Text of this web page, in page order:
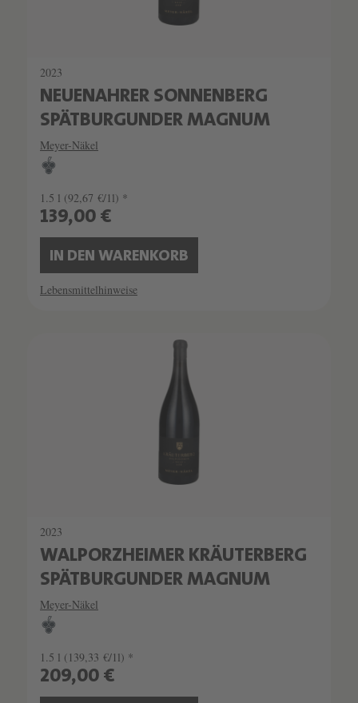
2023
NEUENAHRER SONNENBERG
SPÄTBURGUNDER MAGNUM
Meyer-Näkel
1.5 l (92,67 €/1l) *
139,00 €
IN DEN WARENKORB
Lebensmittelhinweise
2023
WALPORZHEIMER KRÄUTERBERG
SPÄTBURGUNDER MAGNUM
Meyer-Näkel
1.5 l (139,33 €/1l) *
209,00 €